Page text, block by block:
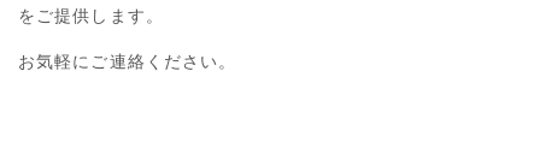
をご提供します。
お気軽にご連絡ください。